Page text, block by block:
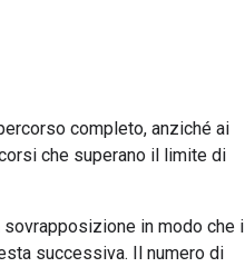
completo, anziché ai
che superano il limite di
in modo che i
successiva. Il numero di